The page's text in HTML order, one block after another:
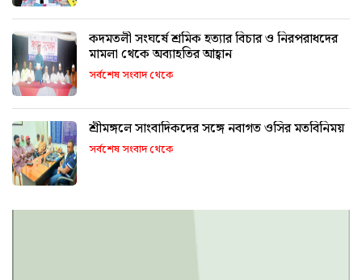
কদমতলী সংঘর্ষে শ্রমিক হত্যার বিচার ও নিরপরাধদের
মামলা থেকে অব্যাহতির আহ্বান
সর্বশেষ সংবাদ থেকে
শ্রীমঙ্গলে সাংবাদিকদের সঙ্গে নবাগত ওসির মতবিনিময়
সর্বশেষ সংবাদ থেকে